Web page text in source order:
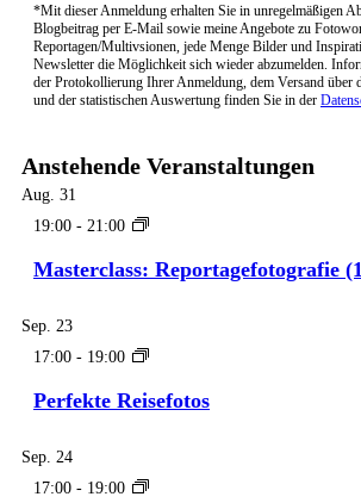
*Mit dieser Anmeldung erhalten Sie in unregelmäßigen
Blogbeitrag per E-Mail sowie meine Angebote zu
Reportagen/Multivsionen, jede Menge Bilder und
Newsletter die Möglichkeit sich wieder abzumelden.
der Protokollierung Ihrer Anmeldung, dem Versand über
und der statistischen Auswertung finden Sie in der
Anstehende Veranstaltungen
Aug. 31
19:00 - 21:00
Masterclass: Reportagefotografie
Sep. 23
17:00 - 19:00
Perfekte Reisefotos
Sep. 24
17:00 - 19:00